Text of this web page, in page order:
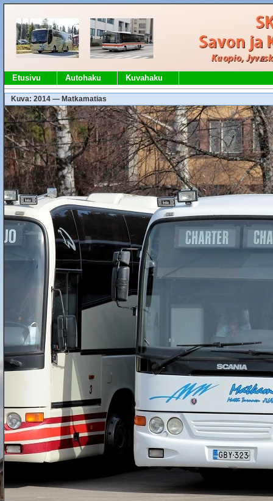
Etusivu Autohaku Kuvahaku
Kuva: 2014 — Matkamatias